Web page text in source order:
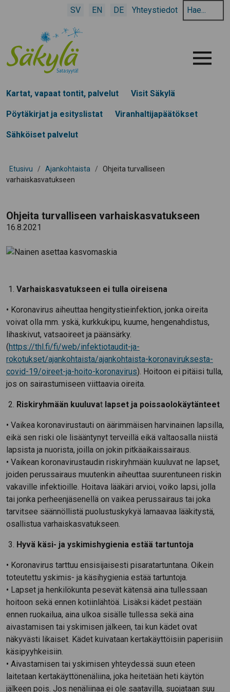
SV EN DE Yhteystiedot
Hae
hakusanalla:
Menu
Kartat, vapaat tontit, palvelut Visit Säkylä
Pöytäkirjat ja esityslistat Viranhaltijapäätökset
Sähköiset palvelut
Etusivu / Ajankohtaista /
Ohjeita turvalliseen
varhaiskasvatukseen
Ohjeita turvalliseen varhaiskasvatukseen
16.8.2021
Varhaiskasvatukseen ei tulla oireisena
• Koronavirus aiheuttaa hengitystieinfektion, jonka oireita
voivat olla mm. yskä, kurkkukipu, kuume, hengenahdistus,
lihaskivut, vatsaoireet ja päänsärky.
(https://thl.fi/fi/web/infektiotaudit-ja-
rokotukset/ajankohtaista/ajankohtaista-koronaviruksesta-
covid-19/oireet-ja-hoito-koronavirus). Hoitoon ei pitäisi tulla,
jos on sairastumiseen viittaavia oireita.
Riskiryhmään kuuluvat lapset ja poissaolokäytänteet
• Vaikea koronavirustauti on äärimmäisen harvinainen lapsilla,
eikä sen riski ole lisääntynyt terveillä eikä valtaosalla niistä
lapsista ja nuorista, joilla on jokin pitkäaikaissairaus.
• Vaikean koronavirustaudin riskiryhmään kuuluvat ne lapset,
joiden perussairaus muutenkin aiheuttaa suurentuneen riskin
vakaville infektioille. Hoitava lääkäri arvioi, voiko lapsi, jolla
tai jonka perheenjäsenellä on vaikea perussairaus tai joka
tarvitsee säännöllistä puolustuskykyä lamaavaa lääkitystä,
osallistua varhaiskasvatukseen.
Hyvä käsi- ja yskimishygienia estää tartuntoja
• Koronavirus tarttuu ensisijaisesti pisaratartuntana. Oikein
toteutettu yskimis- ja käsihygienia estää tartuntoja.
• Lapset ja henkilökunta pesevät kätensä aina tullessaan
hoitoon sekä ennen kotiinlähtöä. Lisäksi kädet pestään
ennen ruokailua, aina ulkoa sisälle tullessa sekä aina
aivastamisen tai yskimisen jälkeen, tai kun kädet ovat
näkyvästi likaiset. Kädet kuivataan kertakäyttöisiin paperisiin
käsipyyhkeisiin.
• Aivastamisen tai yskimisen yhteydessä suun eteen
laitetaan kertakäyttönenäliina, joka heitetään heti käytön
jälkeen pois. Jos nenäliinaa ei ole saatavilla, suojataan suu